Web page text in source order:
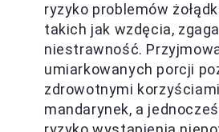
ryzyko problemów
takich jak wzdęcia,
niestrawność.
umiarkowanych porcji
zdrowotnymi
mandarynek, a